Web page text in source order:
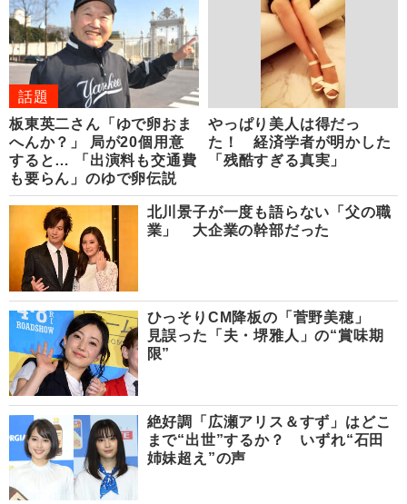
話題
板東英二さん「ゆで卵おま
へんか？」 局が20個用意
すると… 「出演料も交通費
も要らん」のゆで卵伝説
やっぱり美人は得だっ
た！ 経済学者が明かした
「残酷すぎる真実」
北川景子が一度も語らない「父の職
業」 大企業の幹部だった
ひっそりCM降板の「菅野美穂」
見誤った「夫・堺雅人」の“賞味期
限”
絶好調「広瀬アリス＆すず」はどこ
まで“出世”するか？ いずれ“石田
姉妹超え”の声